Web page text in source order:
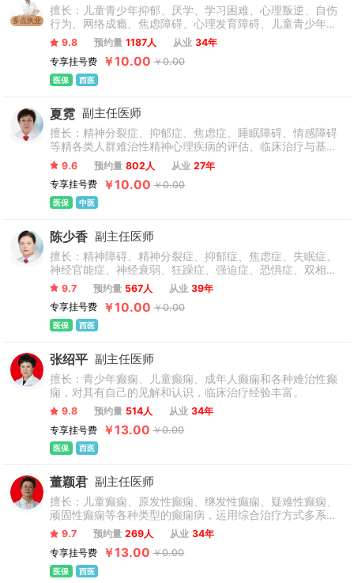
症、焦虑症等、疑难性、重性精神心理疾病以及青少年心理障
碍的诊治，形成了自己的诊疗体系。
多点执业
擅长：儿童青少年抑郁、厌学、学习困难、心理叛逆、自伤
行为、网络成瘾、焦虑障碍、心理发育障碍、儿童青少年情
绪障碍、适应障碍、躯体形式障碍、抽动症、多动症、恐惧
症、强迫症、社交恐怖、失眠，睡眠障碍、躁狂分裂症、精
神障碍、儿童青少年双相情感障碍及一些疑难病例等儿童青
少年常见的情绪、心理疾病、心理行为问题的诊断和治疗。
9.8 预约量 1187人 从业 34年
专享挂号费
￥10.00 ￥0.00
医保 西医
夏霓 副主任医师
擅长：精神分裂症、抑郁症、焦虑症、睡眠障碍、情感障碍
等精各类人群难治性精神心理疾病的评估、临床治疗与基础
研究，在各类精神疾病的诊断和治疗有成果，使患者得到救
治。
9.6 预约量 802人 从业 27年
专享挂号费
￥10.00 ￥0.00
医保 中医
陈少香 副主任医师
擅长：精神障碍、精神分裂症、抑郁症、焦虑症、失眠症、
神经官能症、神经衰弱、狂躁症、强迫症、恐惧症、双相情
感障碍、植物神经紊乱、癔症等精神心理疾病、心理咨询和
心理治疗，尤其擅长青少年和儿童情绪障碍、网络成瘾、适
应症、行为问题的综合干预、心理治疗、 心理康复。
9.7 预约量 567人 从业 39年
专享挂号费
￥10.00 ￥0.00
医保 西医
张绍平 副主任医师
擅长：青少年癫痫、儿童癫痫、成年人癫痫和各种难治性癫
痫，对其有自己的见解和认识，临床治疗经验丰富。
9.8 预约量 514人 从业 34年
专享挂号费
￥13.00 ￥0.00
医保 西医
董颖君 副主任医师
擅长：儿童癫痫、原发性癫痫、继发性癫痫、疑难性癫痫、
顽固性癫痫等各种类型的癫痫病，运用综合治疗方式多系统
的全方位地去诊治，并得到业内人士的肯定。
9.7 预约量 269人 从业 34年
专享挂号费
￥13.00 ￥0.00
医保 西医